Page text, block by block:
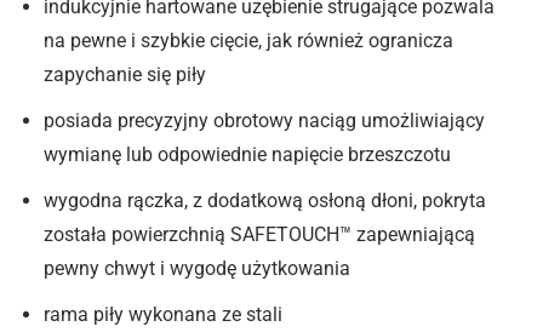
indukcyjnie hartowane uzębienie strugające pozwala
na pewne i szybkie cięcie, jak również ogranicza
zapychanie się piły
posiada precyzyjny obrotowy naciąg umożliwiający
wymianę lub odpowiednie napięcie brzeszczotu
wygodna rączka, z dodatkową osłoną dłoni, pokryta
została powierzchnią SAFETOUCH™ zapewniającą
pewny chwyt i wygodę użytkowania
rama piły wykonana ze stali